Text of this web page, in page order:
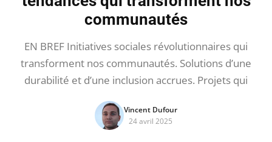
communautés
EN BREF Initiatives sociales révolutionnaires qui
transforment nos communautés. Solutions d’une
durabilité et d’une inclusion accrues. Projets qui
Vincent Dufour
24 avril 2025